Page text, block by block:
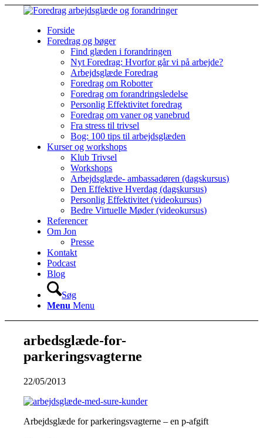
Forside
Foredrag og bøger
Find glæden i forandringen
Nyt Foredrag: Hvorfor går vi på arbejde?
Arbejdsglæde Foredrag
Foredrag om Robotter
Foredrag om forandringsledelse
Personlig Effektivitet foredrag
Foredrag om vaner og vanebrud
Fra stress til trivsel
Bog: 100 tips til arbejdsglæden
Kurser og workshops
Klub Trivsel
Workshops
Arbejdsglæde- ambassadøren (dagskursus)
Den Effektive Hverdag (dagskursus)
Personlig Effektivitet (videokursus)
Bedre Virtuelle Møder (videokursus)
Referencer
Om Jon
Presse
Kontakt
Podcast
Blog
Søg
Menu Menu
arbedsglæde-for-
parkeringsvagterne
22/05/2013
Arbejdsglæde for parkeringsvagterne – en p-afgift